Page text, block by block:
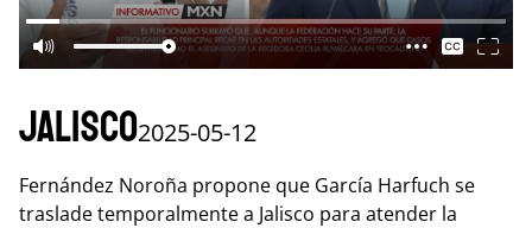
Jalisco2025-05-12
Fernández Noroña propone que García Harfuch se
traslade temporalmente a Jalisco para atender la